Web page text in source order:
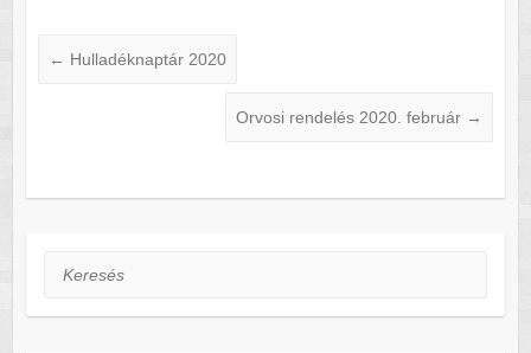
← Hulladéknaptár 2020
Orvosi rendelés 2020. február →
Keresés